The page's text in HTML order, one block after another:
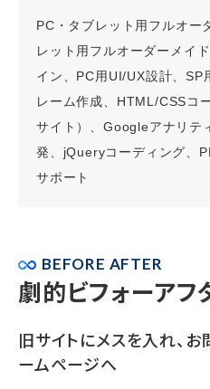
PC・タブレット用フルオー
レット用フルオーダーメイ
イン、PC用UI/UX設計、SP
レーム作成、HTML/CSSコ
サイト）、Googleアナリテ
発、jQueryコーディング、
サポート
BEFORE AFTER
劇的ビフォーアフ
旧サイトにメスを入れ、
ームページへ